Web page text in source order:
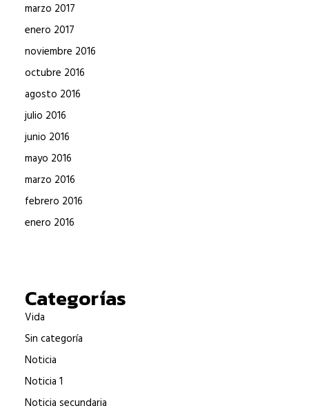
marzo 2017
enero 2017
noviembre 2016
octubre 2016
agosto 2016
julio 2016
junio 2016
mayo 2016
marzo 2016
febrero 2016
enero 2016
Categorías
Vida
Sin categoría
Noticia
Noticia 1
Noticia secundaria